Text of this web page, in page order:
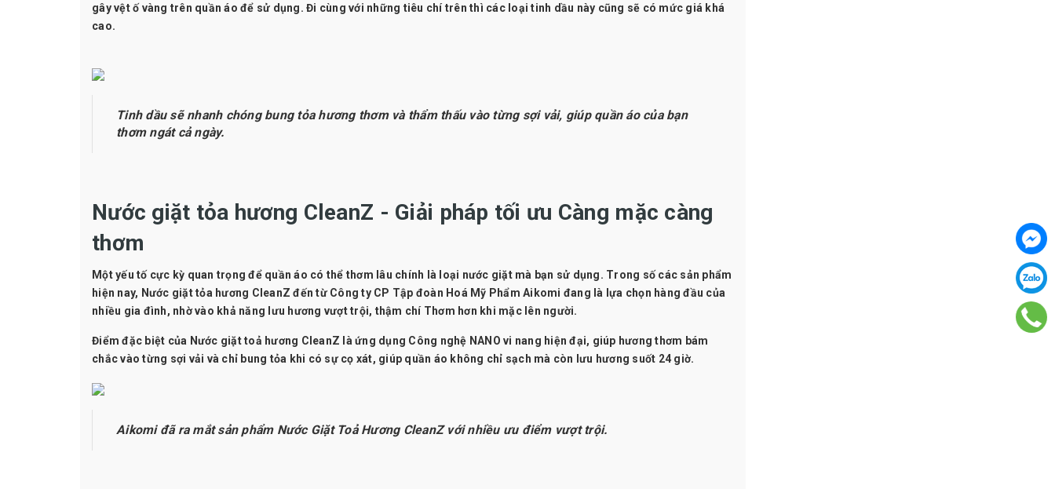
gây vệt ố vàng trên quần áo để sử dụng. Đi cùng với những tiêu chí trên thì các loại tinh dầu này cũng sẽ có mức giá khá
cao.
Tinh dầu sẽ nhanh chóng bung tỏa hương thơm và thẩm thấu vào từng sợi vải, giúp quần áo của bạn
thơm ngát cả ngày.
Nước giặt tỏa hương CleanZ - Giải pháp tối ưu Càng mặc càng
thơm
Một yếu tố cực kỳ quan trọng để quần áo có thể thơm lâu chính là loại nước giặt mà bạn sử dụng. Trong số các sản phẩm
hiện nay, Nước giặt tỏa hương CleanZ đến từ Công ty CP Tập đoàn Hoá Mỹ Phẩm Aikomi đang là lựa chọn hàng đầu của
nhiều gia đình, nhờ vào khả năng lưu hương vượt trội, thậm chí Thơm hơn khi mặc lên người.
Điểm đặc biệt của Nước giặt toả hương CleanZ là ứng dụng Công nghệ NANO vi nang hiện đại, giúp hương thơm bám
chắc vào từng sợi vải và chỉ bung tỏa khi có sự cọ xát, giúp quần áo không chỉ sạch mà còn lưu hương suốt 24 giờ.
Aikomi đã ra mắt sản phẩm Nước Giặt Toả Hương CleanZ với nhiều ưu điểm vượt trội.